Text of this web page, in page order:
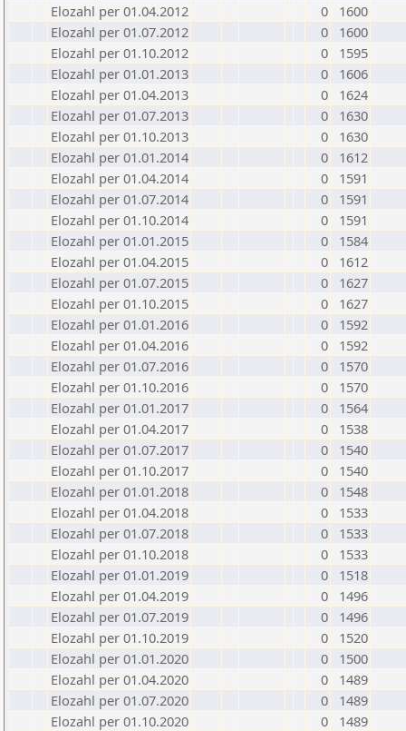
Elozahl per 01.04.2012
0
1600
Elozahl per 01.07.2012
0
1600
Elozahl per 01.10.2012
0
1595
Elozahl per 01.01.2013
0
1606
Elozahl per 01.04.2013
0
1624
Elozahl per 01.07.2013
0
1630
Elozahl per 01.10.2013
0
1630
Elozahl per 01.01.2014
0
1612
Elozahl per 01.04.2014
0
1591
Elozahl per 01.07.2014
0
1591
Elozahl per 01.10.2014
0
1591
Elozahl per 01.01.2015
0
1584
Elozahl per 01.04.2015
0
1612
Elozahl per 01.07.2015
0
1627
Elozahl per 01.10.2015
0
1627
Elozahl per 01.01.2016
0
1592
Elozahl per 01.04.2016
0
1592
Elozahl per 01.07.2016
0
1570
Elozahl per 01.10.2016
0
1570
Elozahl per 01.01.2017
0
1564
Elozahl per 01.04.2017
0
1538
Elozahl per 01.07.2017
0
1540
Elozahl per 01.10.2017
0
1540
Elozahl per 01.01.2018
0
1548
Elozahl per 01.04.2018
0
1533
Elozahl per 01.07.2018
0
1533
Elozahl per 01.10.2018
0
1533
Elozahl per 01.01.2019
0
1518
Elozahl per 01.04.2019
0
1496
Elozahl per 01.07.2019
0
1496
Elozahl per 01.10.2019
0
1520
Elozahl per 01.01.2020
0
1500
Elozahl per 01.04.2020
0
1489
Elozahl per 01.07.2020
0
1489
Elozahl per 01.10.2020
0
1489